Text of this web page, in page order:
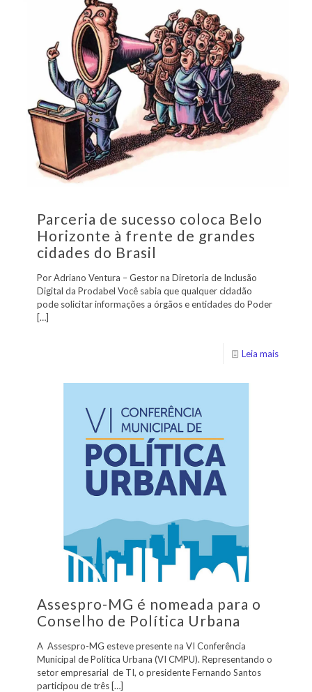
Parceria de sucesso coloca Belo
Horizonte à frente de grandes
cidades do Brasil
Por Adriano Ventura – Gestor na Diretoria de Inclusão
Digital da Prodabel Você sabia que qualquer cidadão
pode solicitar informações a órgãos e entidades do Poder
[…]
Leia mais
Assespro-MG é nomeada para o
Conselho de Política Urbana
A Assespro-MG esteve presente na VI Conferência
Municipal de Política Urbana (VI CMPU). Representando o
setor empresarial de TI, o presidente Fernando Santos
participou de três […]